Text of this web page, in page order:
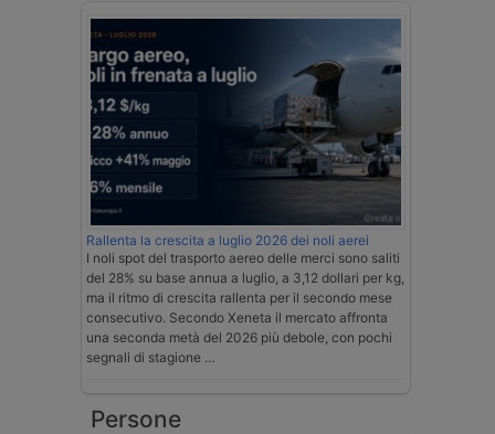
Rallenta la crescita a luglio 2026 dei noli aerei
I noli spot del trasporto aereo delle merci sono saliti
del 28% su base annua a luglio, a 3,12 dollari per kg,
ma il ritmo di crescita rallenta per il secondo mese
consecutivo. Secondo Xeneta il mercato affronta
una seconda metà del 2026 più debole, con pochi
segnali di stagione …
Persone